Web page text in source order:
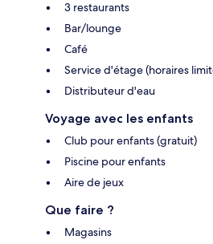
3 restaurants
Bar/lounge
Café
Service d'étage (horaires
Distributeur d'eau
Voyage avec les enfants
Club pour enfants (gratuit)
Piscine pour enfants
Aire de jeux
Que faire ?
Magasins